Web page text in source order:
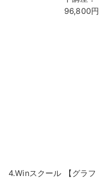
96,800円
4.Winスクール
【グラフ